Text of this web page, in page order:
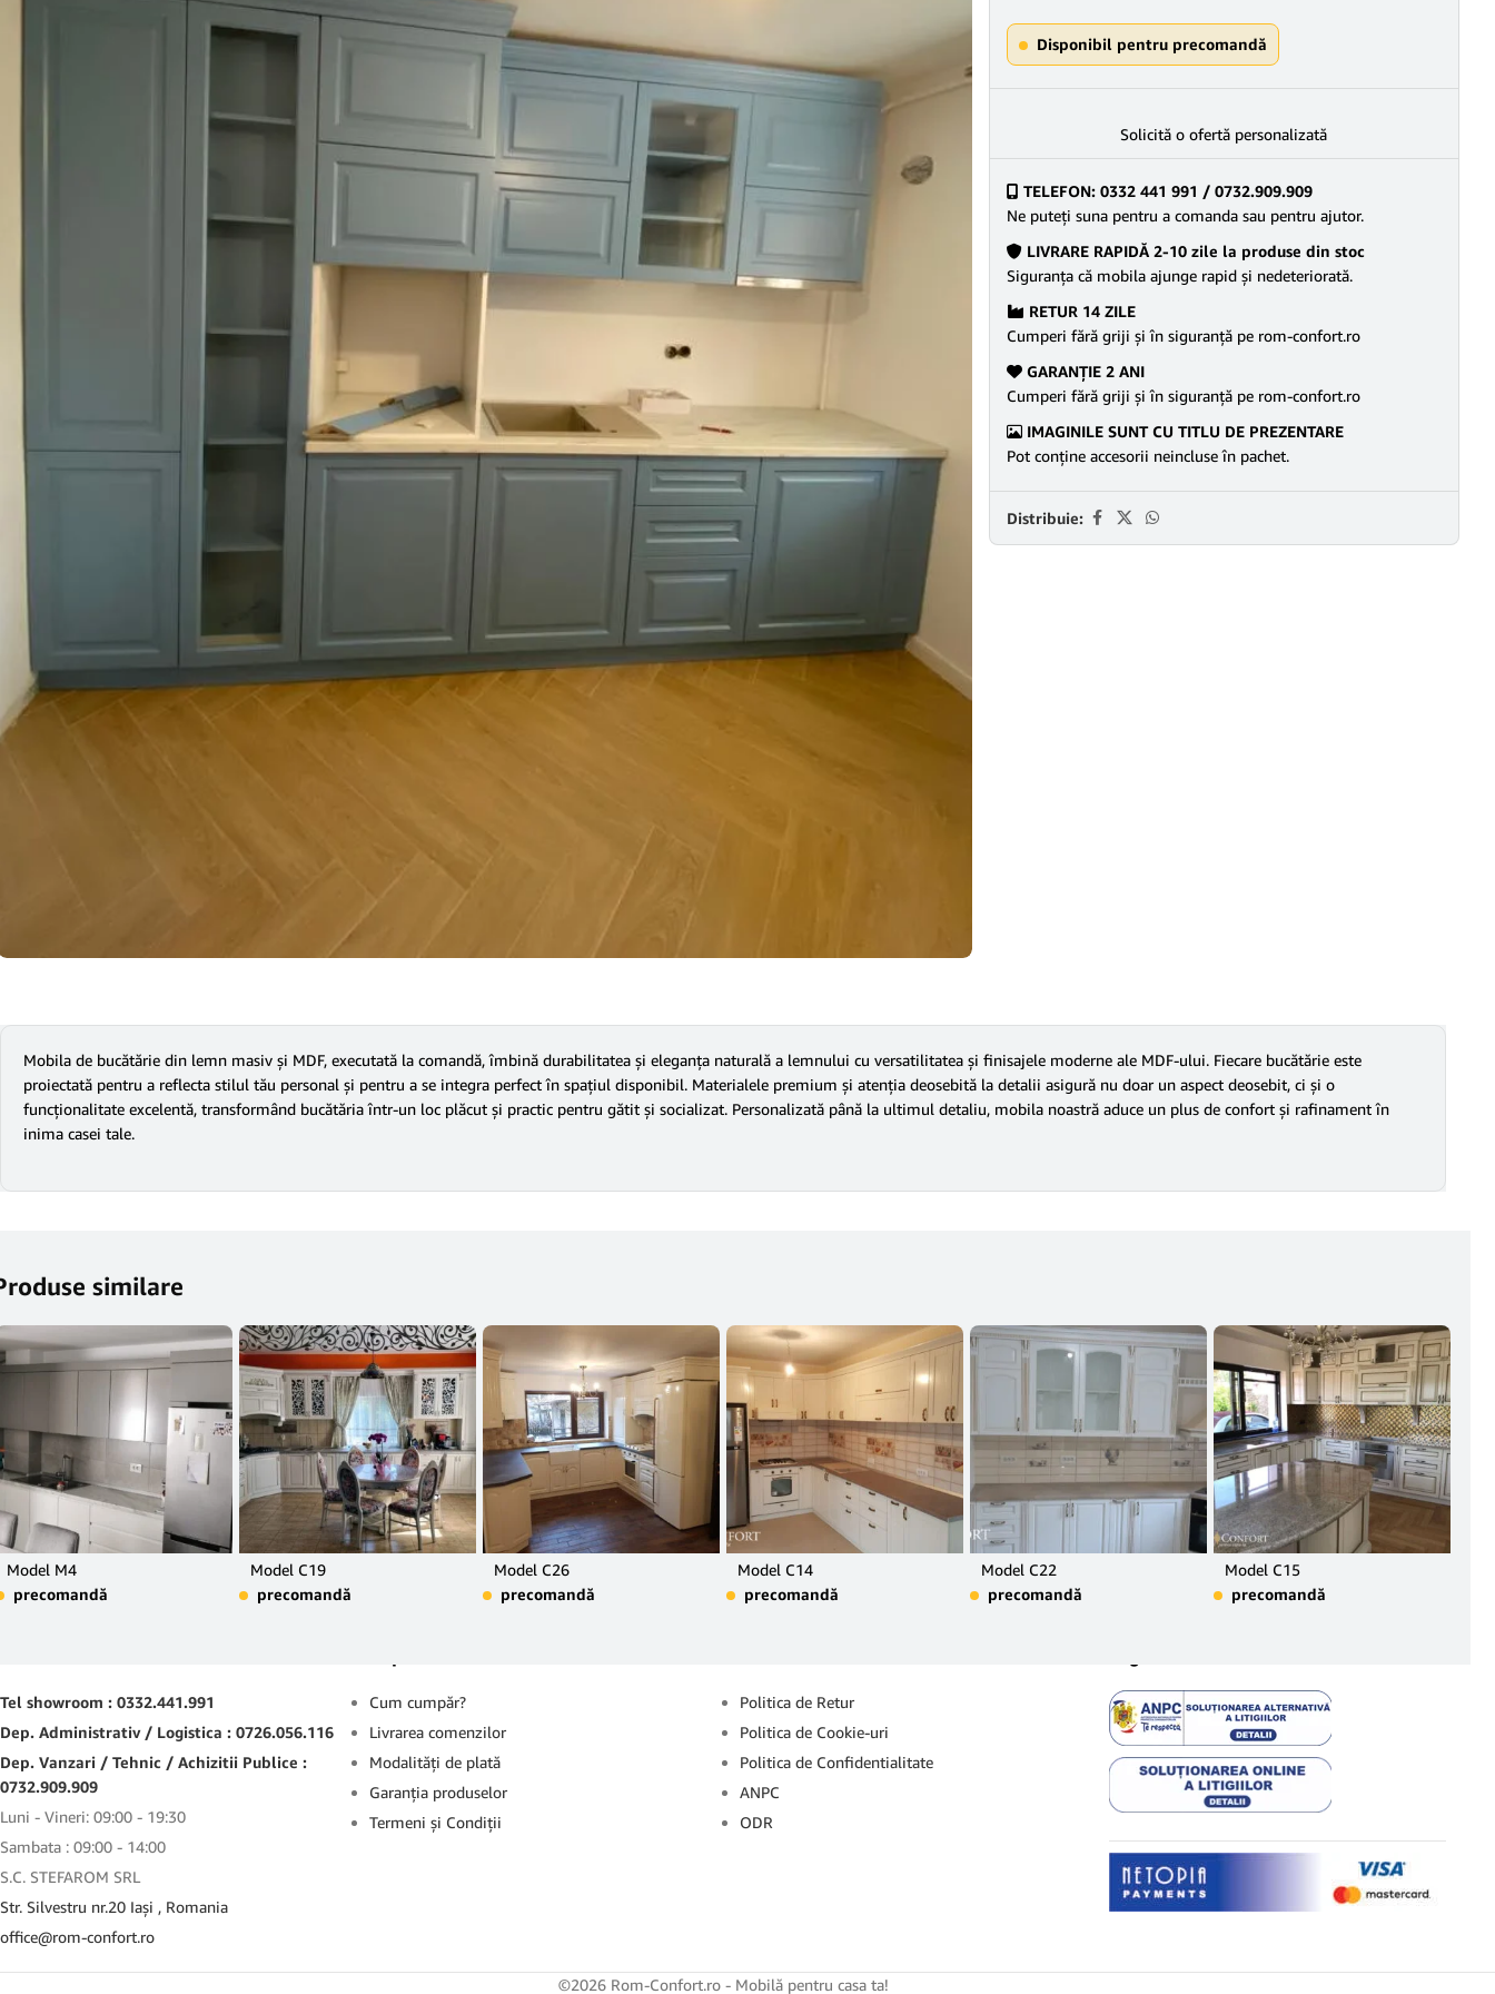
Disponibil pentru precomandă
Solicită o ofertă personalizată
TELEFON: 0332 441 991 / 0732.909.909
Ne puteţi suna pentru a comanda sau pentru ajutor.
LIVRARE RAPIDĂ 2-10 zile la produse din stoc
Siguranţa că mobila ajunge rapid şi nedeteriorată.
RETUR 14 ZILE
Cumperi fără griji şi în siguranţă pe rom-confort.ro
GARANŢIE 2 ANI
Cumperi fără griji şi în siguranţă pe rom-confort.ro
IMAGINILE SUNT CU TITLU DE PREZENTARE
Pot conține accesorii neincluse în pachet.
Distribuie:
Mobila de bucătărie din lemn masiv și MDF, executată la comandă, îmbină durabilitatea și eleganța naturală a lemnului cu versatilitatea și finisajele moderne ale MDF-ului. Fiecare bucătărie este
proiectată pentru a reflecta stilul tău personal și pentru a se integra perfect în spațiul disponibil. Materialele premium și atenția deosebită la detalii asigură nu doar un aspect deosebit, ci și o
funcționalitate excelentă, transformând bucătăria într-un loc plăcut și practic pentru gătit și socializat. Personalizată până la ultimul detaliu, mobila noastră aduce un plus de confort și rafinament în
inima casei tale.
similare
Model M4
precomandă
Model C19
precomandă
Model C26
precomandă
Model C14
precomandă
Model C22
precomandă
Model C15
precomandă
Tel showroom : 0332.441.991
Dep. Administrativ / Logistica : 0726.056.116
Dep. Vanzari / Tehnic / Achizitii Publice :
0732.909.909
Luni - Vineri: 09:00 - 19:30
Sambata : 09:00 - 14:00
S.C. STEFAROM SRL
Str. Silvestru nr.20 Iaşi , Romania
office@rom-confort.ro
Cum cumpăr?
Livrarea comenzilor
Modalităţi de plată
Garanţia produselor
Termeni şi Condiţii
Politica de Retur
Politica de Cookie-uri
Politica de Confidentialitate
ANPC
ODR
©2026 Rom-Confort.ro - Mobilă pentru casa ta!